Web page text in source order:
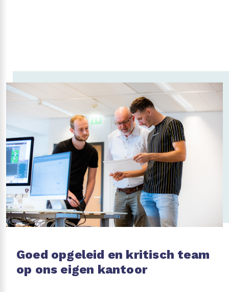
Goed opgeleid en kritisch team
op ons eigen kantoor